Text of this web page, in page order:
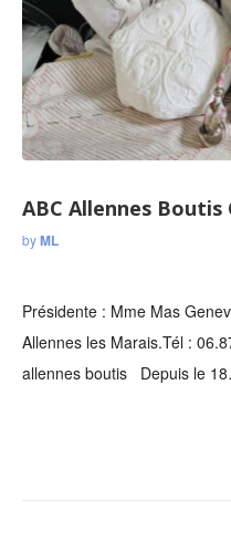
ABC Allennes Boutis
byML
Présidente : Mme Mas
Allennes les Marais.Tél :
allennes boutis Depuis le